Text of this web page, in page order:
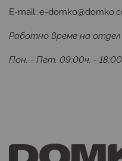
E-mail: e-
Работно време на
Пон. - Пет. 09:00ч. -